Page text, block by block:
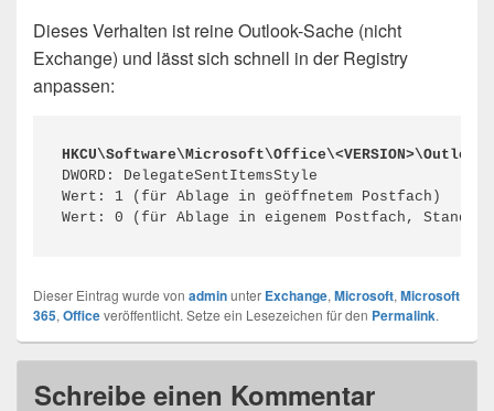
Dieses Verhalten ist reine Outlook-Sache (nicht
Exchange) und lässt sich schnell in der Registry
anpassen:
DWORD: DelegateSentItemsStyle
Wert: 1 (für Ablage in geöffnetem Postfach)
Wert: 0 (für Ablage in eigenem Postfach,
Dieser Eintrag wurde von adminunter Exchange, Microsoft, Microsoft
365, Officeveröffentlicht. Setze ein Lesezeichen für den Permalink.
Schreibe einen Kommentar